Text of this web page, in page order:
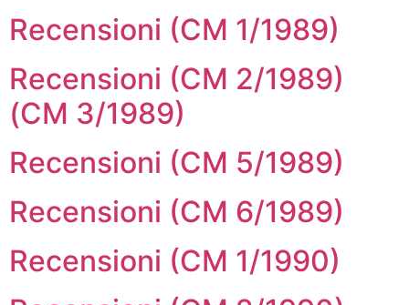
Recensioni (CM 1/1989)
Recensioni (CM 2/1989)
(CM 3/1989)
Recensioni (CM 5/1989)
Recensioni (CM 6/1989)
Recensioni (CM 1/1990)